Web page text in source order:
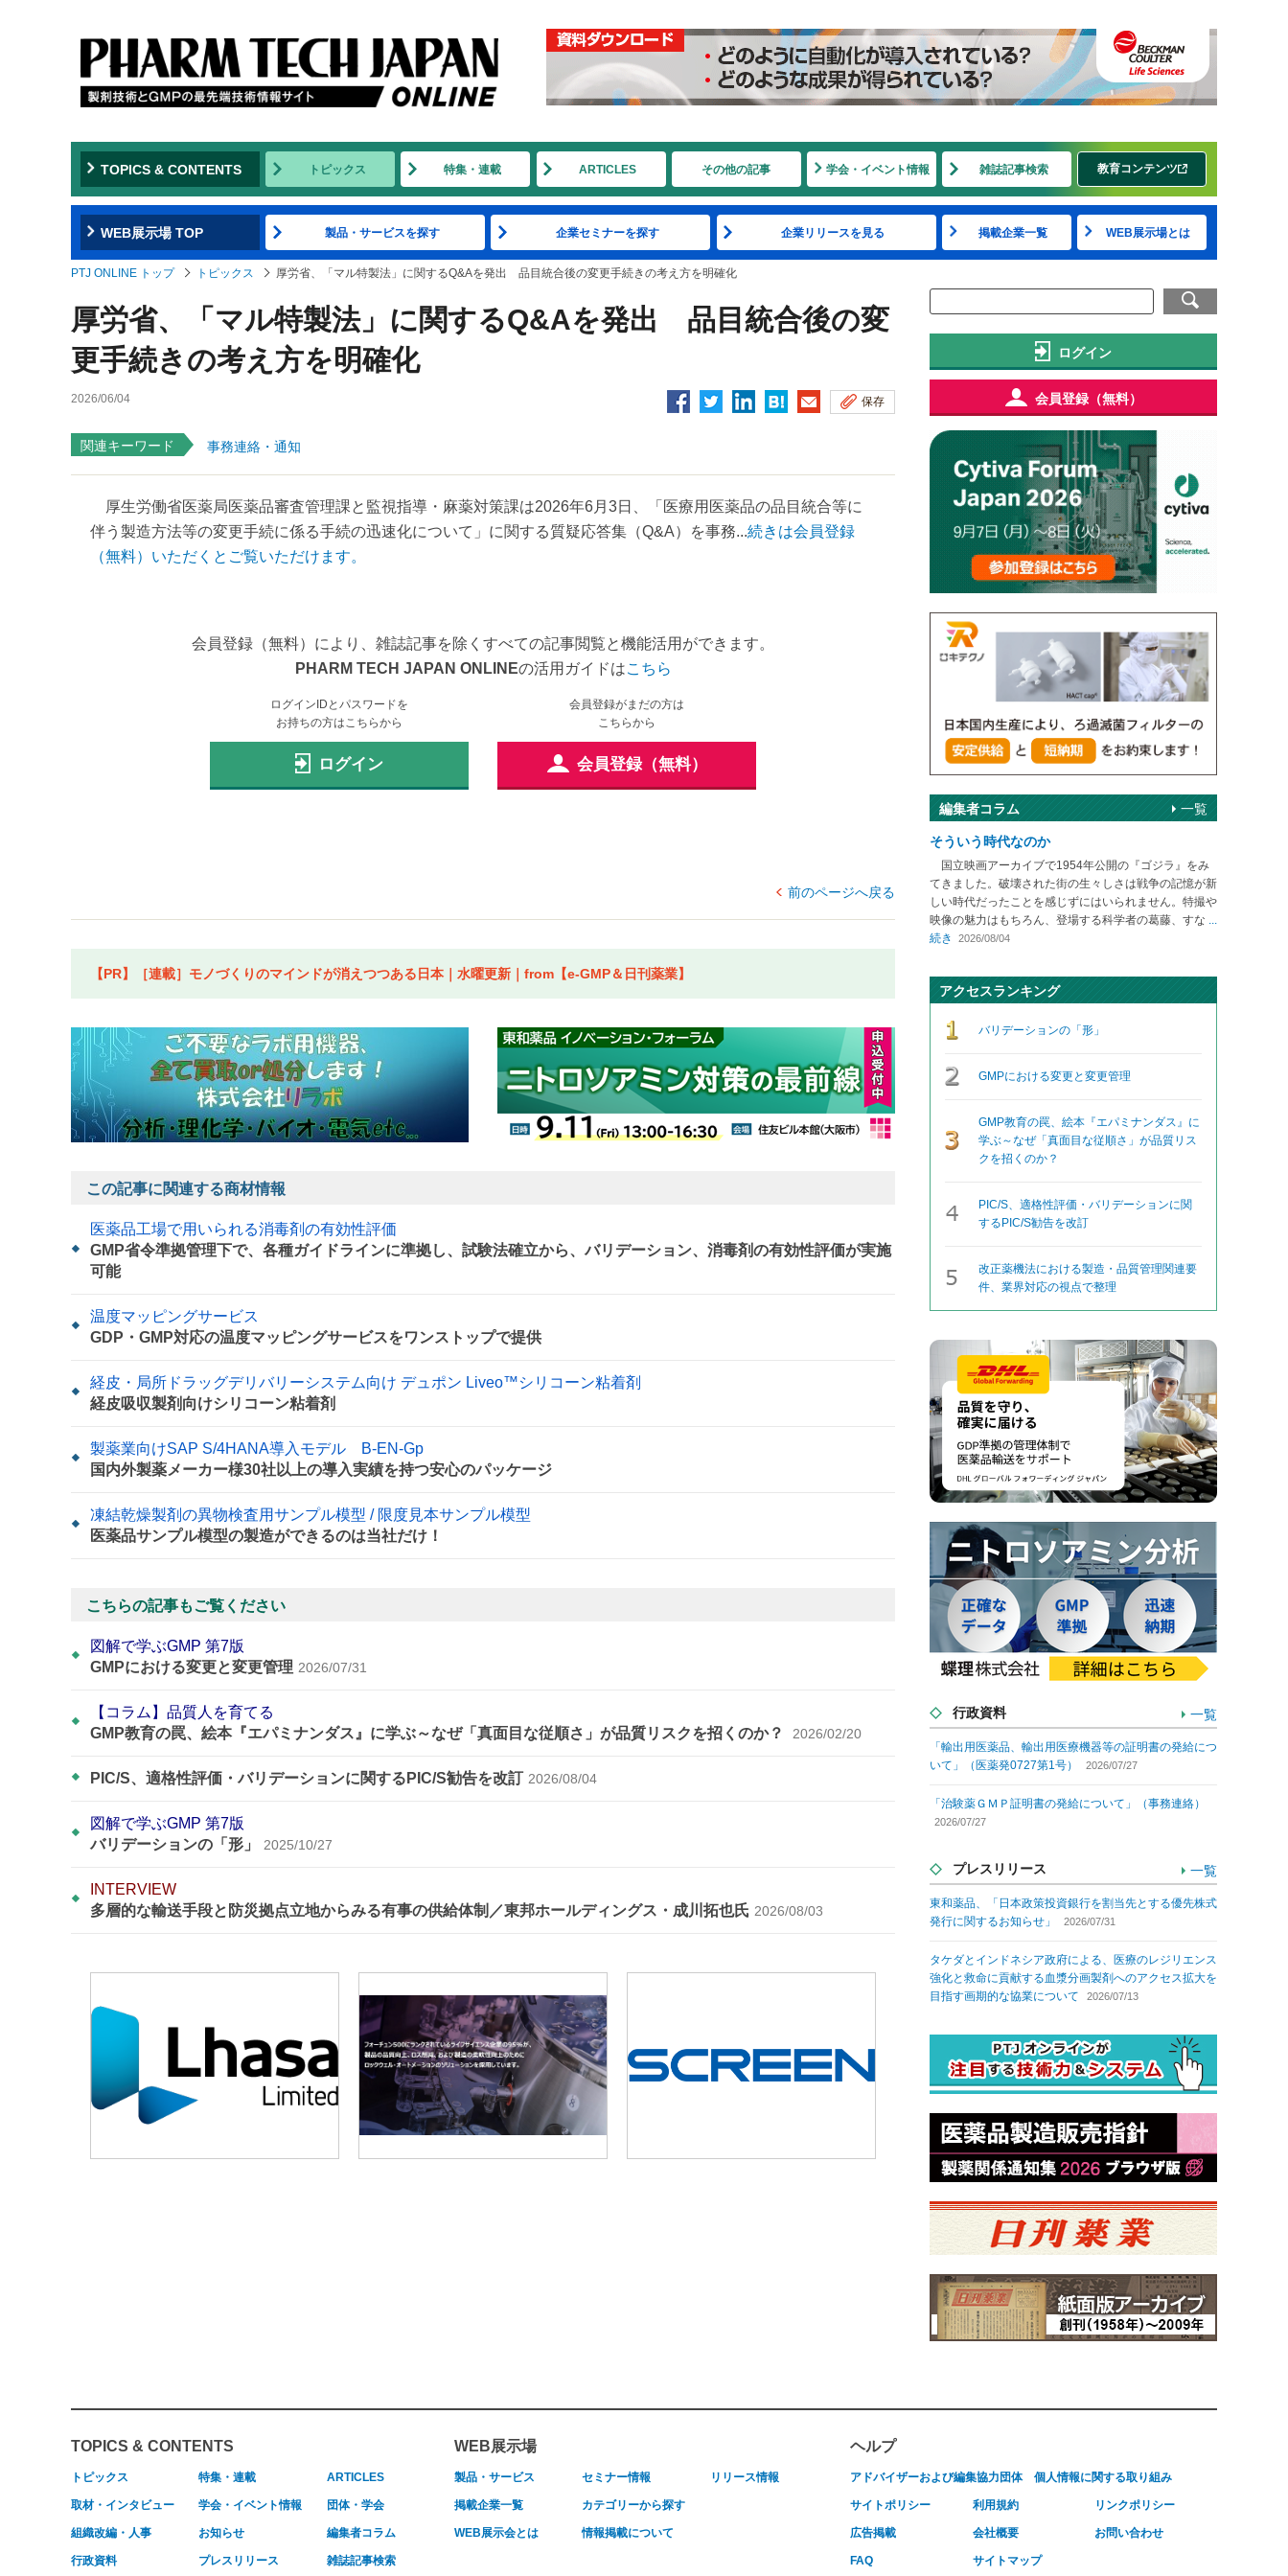
TOPICS & CONTENTS トピックス 特集・連載 ARTICLES その他の記事 学会・イベント情報 雑誌記事検索 教育コンテンツ
WEB展示場 TOP 製品・サービスを探す 企業セミナーを探す 企業リリースを見る 掲載企業一覧 WEB展示場とは
PTJ ONLINE トップ トピックス 厚労省、「マル特製法」に関するQ&Aを発出 品目統合後の変更手続きの考え方を明確化
厚労省、「マル特製法」に関するQ&Aを発出 品目統合後の変
更手続きの考え方を明確化
2026/06/04 保存
関連キーワード 事務連絡・通知
厚生労働省医薬局医薬品審査管理課と監視指導・麻薬対策課は2026年6月3日、「医療用医薬品の品目統合等に
伴う製造方法等の変更手続に係る手続の迅速化について」に関する質疑応答集（Q&A）を事務...続きは会員登録
（無料）いただくとご覧いただけます。
会員登録（無料）により、雑誌記事を除くすべての記事閲覧と機能活用ができます。
PHARM TECH JAPAN ONLINEの活用ガイドはこちら
ログインIDとパスワードを
お持ちの方はこちらから
ログイン
会員登録がまだの方は
こちらから
会員登録（無料）
前のページへ戻る
【PR】［連載］モノづくりのマインドが消えつつある日本｜水曜更新｜from【e-GMP＆日刊薬業】
この記事に関連する商材情報
医薬品工場で用いられる消毒剤の有効性評価
GMP省令準拠管理下で、各種ガイドラインに準拠し、試験法確立から、バリデーション、消毒剤の有効性評価が実施
可能
温度マッピングサービス
GDP・GMP対応の温度マッピングサービスをワンストップで提供
経皮・局所ドラッグデリバリーシステム向け デュポン Liveo™シリコーン粘着剤
経皮吸収製剤向けシリコーン粘着剤
製薬業向けSAP S/4HANA導入モデル B-EN-Gp
国内外製薬メーカー様30社以上の導入実績を持つ安心のパッケージ
凍結乾燥製剤の異物検査用サンプル模型 / 限度見本サンプル模型
医薬品サンプル模型の製造ができるのは当社だけ！
こちらの記事もご覧ください
図解で学ぶGMP 第7版
GMPにおける変更と変更管理 2026/07/31
【コラム】品質人を育てる
GMP教育の罠、絵本『エパミナンダス』に学ぶ～なぜ「真面目な従順さ」が品質リスクを招くのか？
2026/02/20
PIC/S、適格性評価・バリデーションに関するPIC/S勧告を改訂 2026/08/04
図解で学ぶGMP 第7版
バリデーションの「形」
2025/10/27
INTERVIEW
多層的な輸送手段と防災拠点立地からみる有事の供給体制／東邦ホールディングス・成川拓也氏 2026/08/03
ログイン
会員登録（無料）
編集者コラム
そういう時代なのか
国立映画アーカイブで1954年公開の『ゴジラ』をみ
てきました。破壊された街の生々しさは戦争の記憶が新
しい時代だったことを感じずにはいられません。特撮や
映像の魅力はもちろん、登場する科学者の葛藤、すな ...
続き
2026/08/04
一覧
アクセスランキング
バリデーションの「形」
GMPにおける変更と変更管理
GMP教育の罠、絵本『エパミナンダス』に
学ぶ～なぜ「真面目な従順さ」が品質リス
クを招くのか？
PIC/S、適格性評価・バリデーションに関
するPIC/S勧告を改訂
改正薬機法における製造・品質管理関連要
件、業界対応の視点で整理
行政資料 一覧
「輸出用医薬品、輸出用医療機器等の証明書の発給につ
いて」（医薬発0727第1号）
2026/07/27
「治験薬ＧＭＰ証明書の発給について」（事務連絡）
2026/07/27
プレスリリース 一覧
東和薬品、「日本政策投資銀行を割当先とする優先株式
発行に関するお知らせ」
2026/07/31
タケダとインドネシア政府による、医療のレジリエンス
強化と救命に貢献する血漿分画製剤へのアクセス拡大を
目指す画期的な協業について
2026/07/13
TOPICS & CONTENTS
トピックス 特集・連載 ARTICLES
取材・インタビュー 学会・イベント情報 団体・学会
組織改編・人事 お知らせ 編集者コラム
行政資料 プレスリリース 雑誌記事検索
WEB展示場
製品・サービス セミナー情報 リリース情報
掲載企業一覧 カテゴリーから探す
WEB展示会とは 情報掲載について
ヘルプ
アドバイザーおよび編集協力団体 個人情報に関する取り組み
サイトポリシー 利用規約 リンクポリシー
広告掲載 会社概要 お問い合わせ
FAQ サイトマップ